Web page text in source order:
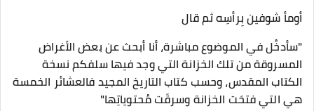
أومأ شوفين بِرأسِه ثم قال
"سأدخُل في الموضوع مباشرة، أنا أبحث عن بعض الأغراض
المسروقة من تلك الخزانة التي وجد فيها سلفكم نسخة
الكتاب المقدس، وحسب كتاب التاريخ المجيد فالعشائر الخمسة
هي التي فتحَت الخزانة وسرقَت مُحتوياتِها"